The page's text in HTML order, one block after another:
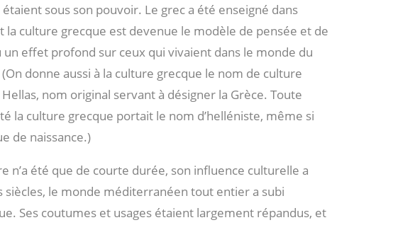
sous son pouvoir. Le grec a été enseigné dans
la culture grecque est devenue le modèle de pensée et de
un effet profond sur ceux qui vivaient dans le monde du
donne aussi à la culture grecque le nom de culture
nom original servant à désigner la Grèce. Toute
la culture grecque portait le nom d’helléniste, même si
de naissance.)
n’a été que de courte durée, son influence culturelle a
siècles, le monde méditerranéen tout entier a subi
Ses coutumes et usages étaient largement répandus, et